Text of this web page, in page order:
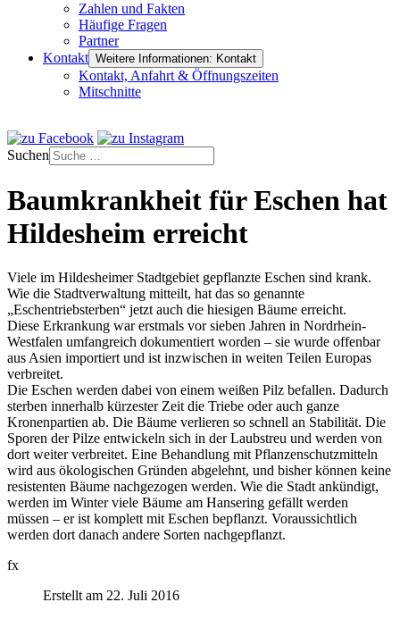
Zahlen und Fakten
Häufige Fragen
Partner
Kontakt Weitere Informationen: Kontakt
Kontakt, Anfahrt & Öffnungszeiten
Mitschnitte
Suchen
Baumkrankheit für Eschen hat
Hildesheim erreicht
Viele im Hildesheimer Stadtgebiet gepflanzte Eschen sind krank.
Wie die Stadtverwaltung mitteilt, hat das so genannte
„Eschentriebsterben“ jetzt auch die hiesigen Bäume erreicht.
Diese Erkrankung war erstmals vor sieben Jahren in Nordrhein-
Westfalen umfangreich dokumentiert worden – sie wurde offenbar
aus Asien importiert und ist inzwischen in weiten Teilen Europas
verbreitet.
Die Eschen werden dabei von einem weißen Pilz befallen. Dadurch
sterben innerhalb kürzester Zeit die Triebe oder auch ganze
Kronenpartien ab. Die Bäume verlieren so schnell an Stabilität. Die
Sporen der Pilze entwickeln sich in der Laubstreu und werden von
dort weiter verbreitet. Eine Behandlung mit Pflanzenschutzmitteln
wird aus ökologischen Gründen abgelehnt, und bisher können keine
resistenten Bäume nachgezogen werden. Wie die Stadt ankündigt,
werden im Winter viele Bäume am Hansering gefällt werden
müssen – er ist komplett mit Eschen bepflanzt. Voraussichtlich
werden dort danach andere Sorten nachgepflanzt.
fx
Erstellt am 22. Juli 2016